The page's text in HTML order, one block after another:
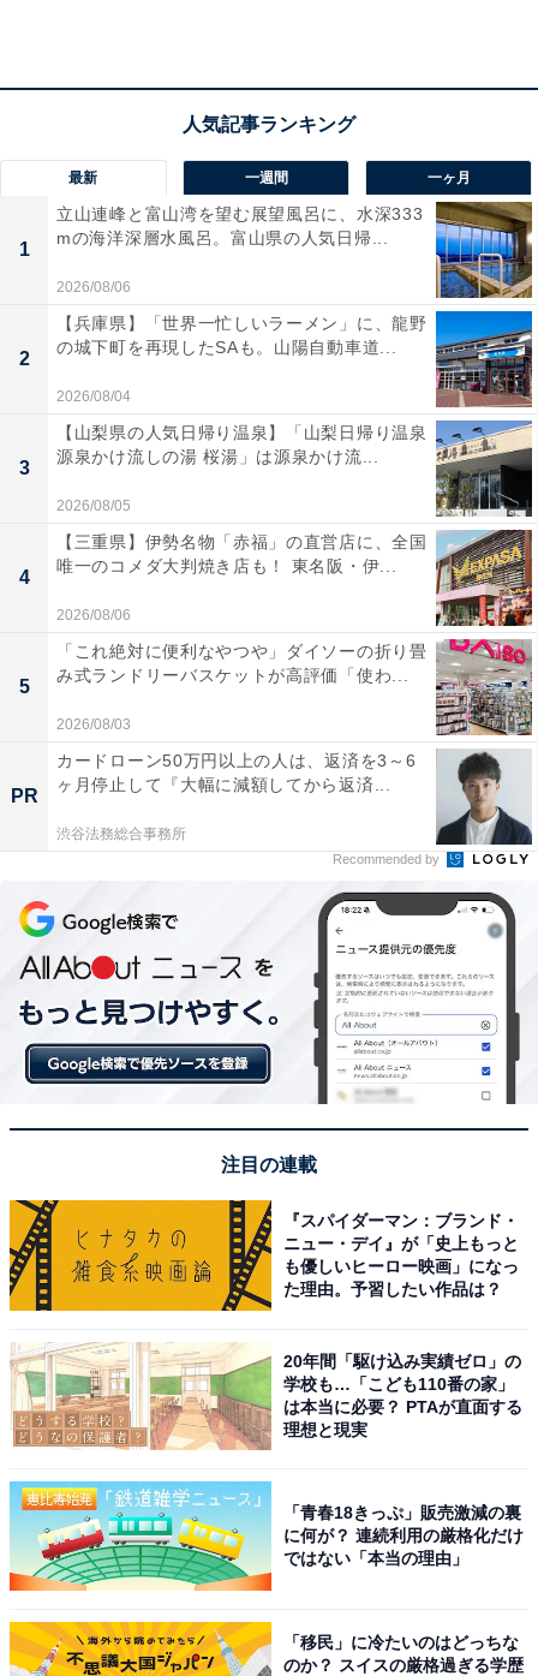
そして、影響を受けた映画1位は『ローマの休日』。な
んと2位と大きく差をつける34票を獲得し、断トツの1位
となりました！
イタリア・ローマを訪れた某国の王女と、新聞記者との
切ない恋を描いた名作で、スペイン広場やトレビの泉な
どローマの観光スポットが多数登場しています。
「劇中の主人公二人がスペイン広場でジェラートを食べ
るシーンを真似したかったが、現在は飲食禁止となって
おり残念ながら叶わなかった！」というコメントも寄せ
られました。
1位から3位まで全てヨーロッパ諸国を舞台にした作品が
並んでおり、映画をきっかけに街並みの美しさや芸術作
品へ興味を持ち、旅行へ出かけたことがあるという人も
多いようです！
【おすすめ記事】
旅行に関して影響を受けたドラマランキング！ 2位『冬
・
アン王女の寝室に、記者会見場は実在する!! ローマで
「ローマの休日」に浸る！
・
40～50代女性が好きなドラマランキング！ 2位『相棒』
シリーズ、1位はあの大ヒットラブストーリー
・
2021年上半期「映画」満足度ランキング！ 3位『街の上
【関連リンク】
プレスリリース
最新 一週間 一ヶ月
1
立山連峰と富山湾を望む展望風呂に、水深333
mの海洋深層水風呂。富山県の人気日帰...
2026/08/06
2
【兵庫県】「世界一忙しいラーメン」に、龍野
の城下町を再現したSAも。山陽自動車道...
2026/08/04
3
【山梨県の人気日帰り温泉】「山梨日帰り温泉
源泉かけ流しの湯 桜湯」は源泉かけ流...
2026/08/05
4
【三重県】伊勢名物「赤福」の直営店に、全国
唯一のコメダ大判焼き店も！ 東名阪・伊...
2026/08/06
5
「これ絶対に便利なやつや」ダイソーの折り畳
み式ランドリーバスケットが高評価「使わ...
2026/08/03
PR
カードローン50万円以上の人は、返済を3～6
ヶ月停止して『大幅に減額してから返済...
渋谷法務総合事務所
Recommended by
注目の連載
『スパイダーマン：ブランド・
ニュー・デイ』が「史上もっと
も優しいヒーロー映画」になっ
た理由。予習したい作品は？
20年間「駆け込み実績ゼロ」の
学校も…「こども110番の家」
は本当に必要？ PTAが直面する
理想と現実
「青春18きっぷ」販売激減の裏
に何が？ 連続利用の厳格化だけ
ではない「本当の理由」
「移民」に冷たいのはどっちな
のか？ スイスの厳格過ぎる学歴